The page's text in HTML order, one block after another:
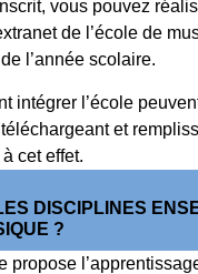
vous pouvez
de l’école de
l’année scolaire.
intégrer l’école
et
cet effet.
DISCIPLINES
?
propose